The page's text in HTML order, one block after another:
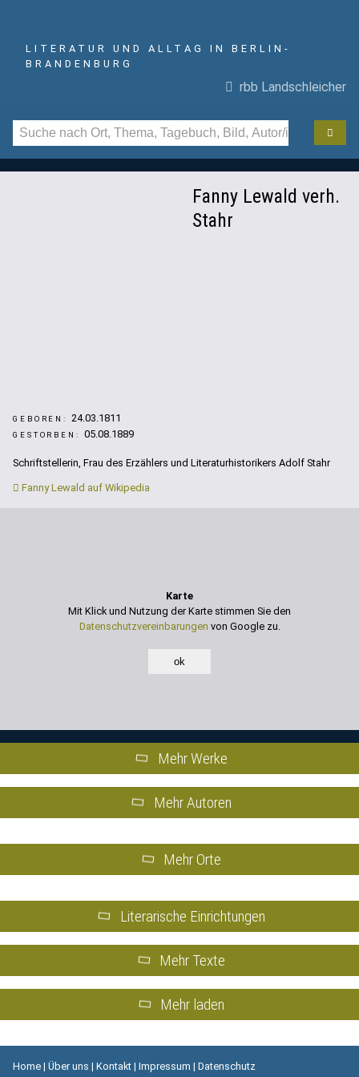
LITERATUR UND ALLTAG IN BERLIN-
BRANDENBURG
rbb Landschleicher
Fanny Lewald verh.
Stahr
GEBOREN: 24.03.1811
GESTORBEN: 05.08.1889
Schriftstellerin, Frau des Erzählers und Literaturhistorikers Adolf Stahr
Fanny Lewald auf Wikipedia
Karte
Mit Klick und Nutzung der Karte stimmen Sie den
Datenschutzvereinbarungen von Google zu.
ok
Mehr Werke
Mehr Autoren
Mehr Orte
Literarische Einrichtungen
Mehr Texte
Mehr laden
Home | Über uns | Kontakt | Impressum | Datenschutz